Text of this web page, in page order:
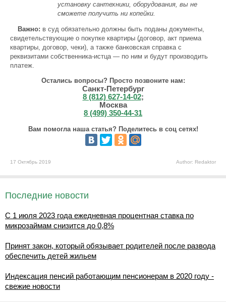
установку сантехники, оборудования, вы не
сможете получить ни копейки.
Важно: в суд обязательно должны быть поданы документы,
свидетельствующие о покупке квартиры (договор, акт приема
квартиры, договор, чеки), а также банковская справка с
реквизитами собственника-истца — по ним и будут производить
платеж.
Остались вопросы? Просто позвоните нам:
Санкт-Петербург
8 (812) 627-14-02;
Москва
8 (499) 350-44-31
Вам помогла наша статья? Поделитесь в соц сетях!
17 Октябрь 2019 Author: Redaktor
Последние новости
С 1 июля 2023 года ежедневная процентная ставка по
микрозаймам снизится до 0,8%
Принят закон, который обязывает родителей после развода
обеспечить детей жильем
Индексация пенсий работающим пенсионерам в 2020 году -
свежие новости